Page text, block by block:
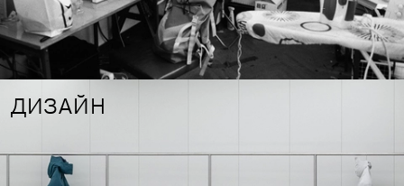
ДИЗАЙН